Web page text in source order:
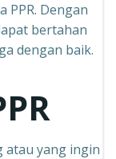
PPR. Dengan
bertahan
dengan baik.
atau yang ingin